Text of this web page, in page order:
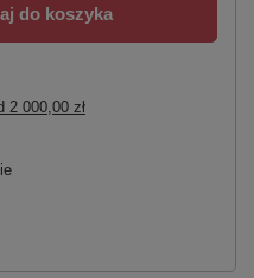
do koszyka
2 000,00 zł